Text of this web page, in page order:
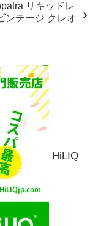
リキッドレ
ンテージ クレオ
HiLIQ